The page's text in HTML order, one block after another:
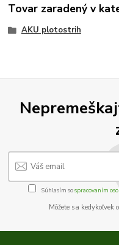
Tovar zaradený v
AKU plotostrih
Súhlasím sospracovaním
Môžete sa